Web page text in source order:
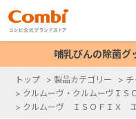
哺乳びんの除菌
トップ > 製品カテゴリー > チ
> クルムーヴ・クルムーヴＩＳ
> クルムーヴ ＩＳＯＦＩＸ